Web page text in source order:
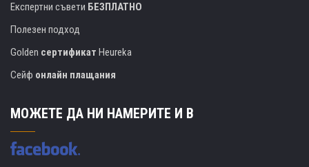
Експертни съвети БЕЗПЛАТНО
Полезен подход
Golden сертификат Heureka
Сейф онлайн плащания
МОЖЕТЕ ДА НИ НАМЕРИТЕ И В